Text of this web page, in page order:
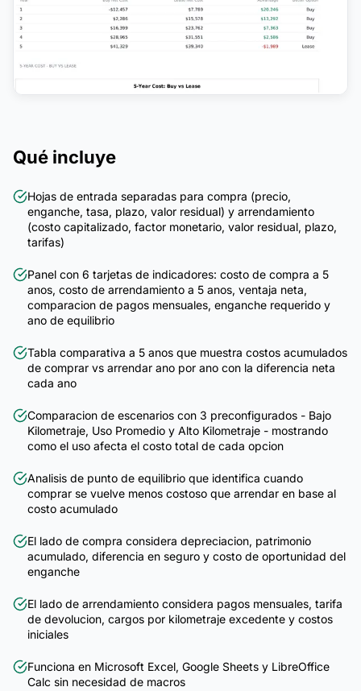
Qué incluye
Hojas de entrada separadas para compra (precio,
enganche, tasa, plazo, valor residual) y arrendamiento
(costo capitalizado, factor monetario, valor residual, plazo,
tarifas)
Panel con 6 tarjetas de indicadores: costo de compra a 5
anos, costo de arrendamiento a 5 anos, ventaja neta,
comparacion de pagos mensuales, enganche requerido y
ano de equilibrio
Tabla comparativa a 5 anos que muestra costos acumulados
de comprar vs arrendar ano por ano con la diferencia neta
cada ano
Comparacion de escenarios con 3 preconfigurados - Bajo
Kilometraje, Uso Promedio y Alto Kilometraje - mostrando
como el uso afecta el costo total de cada opcion
Analisis de punto de equilibrio que identifica cuando
comprar se vuelve menos costoso que arrendar en base al
costo acumulado
El lado de compra considera depreciacion, patrimonio
acumulado, diferencia en seguro y costo de oportunidad del
enganche
El lado de arrendamiento considera pagos mensuales, tarifa
de devolucion, cargos por kilometraje excedente y costos
iniciales
Funciona en Microsoft Excel, Google Sheets y LibreOffice
Calc sin necesidad de macros